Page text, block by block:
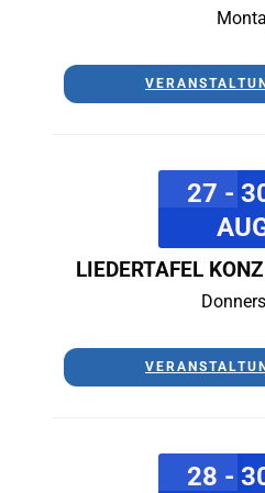
27 -
LIEDERTAFEL
28 -